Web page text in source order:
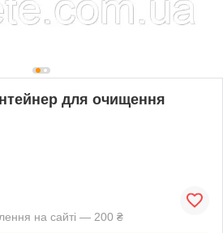
для очищення
на сайті — 200 ₴